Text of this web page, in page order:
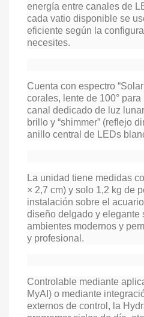
energía entre canales de
cada vatio disponible se
eficiente según la
necesites.
Cuenta con espectro
corales, lente de 100°
canal dedicado de luz
brillo y “shimmer” (reflejo
anillo central de LEDs
La unidad tiene medidas
× 2,7 cm) y solo 1,2 kg de
instalación sobre el
diseño delgado y elegante
ambientes modernos y
y profesional.
Controlable mediante
MyAI) o mediante
externos de control, la